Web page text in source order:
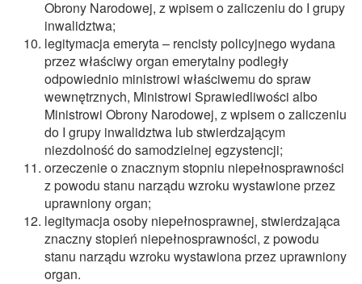
Obrony Narodowej, z wpisem o zaliczeniu do I grupy
inwalidztwa;
legitymacja emeryta – rencisty policyjnego wydana
przez właściwy organ emerytalny podległy
odpowiednio ministrowi właściwemu do spraw
wewnętrznych, Ministrowi Sprawiedliwości albo
Ministrowi Obrony Narodowej, z wpisem o zaliczeniu
do I grupy inwalidztwa lub stwierdzającym
niezdolność do samodzielnej egzystencji;
orzeczenie o znacznym stopniu niepełnosprawności
z powodu stanu narządu wzroku wystawione przez
uprawniony organ;
legitymacja osoby niepełnosprawnej, stwierdzająca
znaczny stopień niepełnosprawności, z powodu
stanu narządu wzroku wystawiona przez uprawniony
organ.